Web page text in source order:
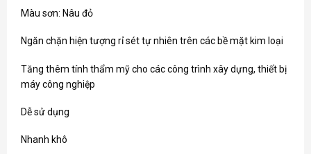
Màu sơn: Nâu đỏ
Ngăn chặn hiện tượng rỉ sét tự nhiên trên các bề mặt kim loại
Tăng thêm tính thẩm mỹ cho các công trình xây dựng, thiết bị
máy công nghiệp
Dễ sử dụng
Nhanh khô